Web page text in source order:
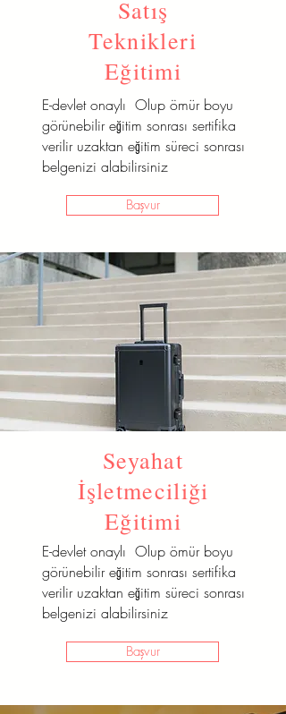
Satış
Teknikleri
Eğitimi
E-devlet onaylı Olup ömür boyu
görünebilir eğitim sonrası sertifika
verilir uzaktan eğitim süreci sonrası
belgenizi alabilirsiniz
Başvur
Seyahat
İşletmeciliği
Eğitimi
E-devlet onaylı Olup ömür boyu
görünebilir eğitim sonrası sertifika
verilir uzaktan eğitim süreci sonrası
belgenizi alabilirsiniz
Başvur